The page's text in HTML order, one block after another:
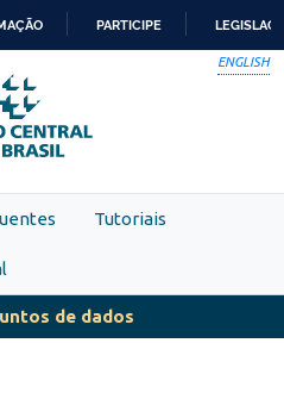
PARA
O
CONTEÚDO
PARTICIPE
ENGLISH
Tutoriais
de dados